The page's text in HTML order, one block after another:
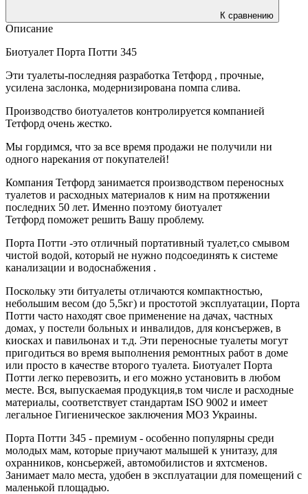
К сравнению
Описание
Биотуалет Порта Потти 345
Эти туалеты-последняя разработка Тетфорд , прочные,
усилена заслонка, модернизирована помпа слива.
Производство биотуалетов контролируется компанией
Тетфорд очень жестко.
Мы гордимся, что за все время продажи не получили ни
одного нарекания от покупателей!
Компания Тетфорд занимается производством переносных
туалетов и расходных материалов к ним на протяжении
последних 50 лет. Именно поэтому биотуалет
Тетфорд поможет решить Вашу проблему.
Порта Потти -это отличный портативный туалет,со смывом
чистой водой, который не нужно подсоединять к системе
канализации и водоснабжения .
Поскольку эти битуалеты отличаются компактностью,
небольшим весом (до 5,5кг) и простотой эксплуатации, Порта
Потти часто находят свое применение на дачах, частных
домах, у постели больных и инвалидов, для консъержев, в
киосках и павильонах и т.д. Эти переносные туалеты могут
пригодиться во время выполнения ремонтных работ в доме
или просто в качестве второго туалета. Биотуалет Порта
Потти легко перевозить, и его можно установить в любом
месте. Вся, выпускаемая продукция,в том числе и расходные
материалы, соответствует стандартам ISO 9002 и имеет
легальное Гигиеническое заключения МОЗ Украины.
Порта Потти 345 - премиум - особенно популярны среди
молодых мам, которые приучают малышей к унитазу, для
охранников, консьержей, автомобилистов и яхтсменов.
Занимает мало места, удобен в эксплуатации для помещений с
маленькой площадью.